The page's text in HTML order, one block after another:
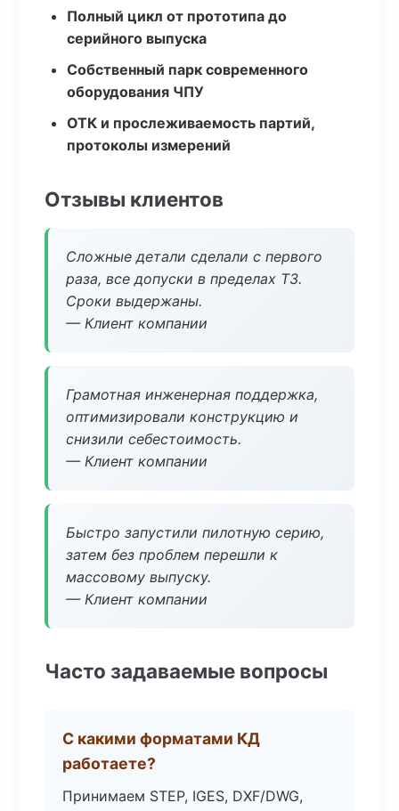
Полный цикл от прототипа до
серийного выпуска
Собственный парк современного
оборудования ЧПУ
ОТК и прослеживаемость партий,
протоколы измерений
Отзывы клиентов
Сложные детали сделали с первого
раза, все допуски в пределах ТЗ.
Сроки выдержаны.
— Клиент компании
Грамотная инженерная поддержка,
оптимизировали конструкцию и
снизили себестоимость.
— Клиент компании
Быстро запустили пилотную серию,
затем без проблем перешли к
массовому выпуску.
— Клиент компании
Часто задаваемые вопросы
С какими форматами КД
работаете?
Принимаем STEP, IGES, DXF/DWG,